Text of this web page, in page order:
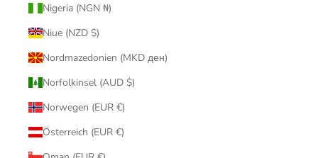
Nigeria (NGN ₦)
Niue (NZD $)
Nordmazedonien (MKD ден)
Norfolkinsel (AUD $)
Norwegen (EUR €)
Österreich (EUR €)